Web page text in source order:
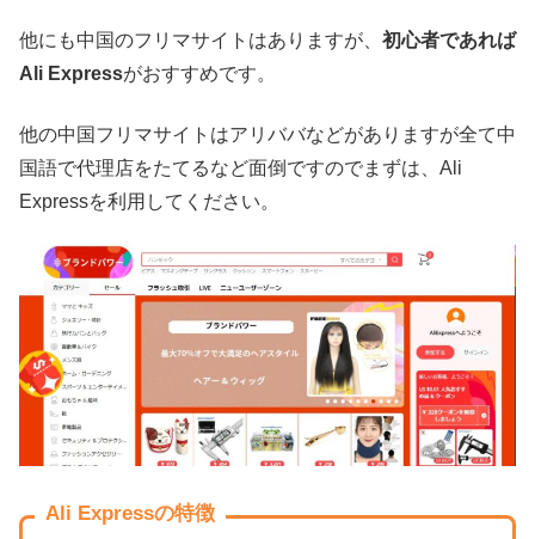
他にも中国のフリマサイトはありますが、 初心者であれば
Ali Expressがおすすめです。
他の中国フリマサイトはアリババなどがありますが全て中
国語で代理店をたてるなど面倒ですのでまずは、Ali
Expressを利用してください。
Ali Expressの特徴